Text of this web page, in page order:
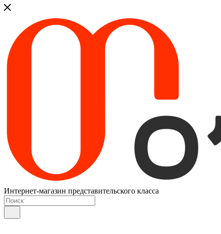
Интернет-магазин представительского класса